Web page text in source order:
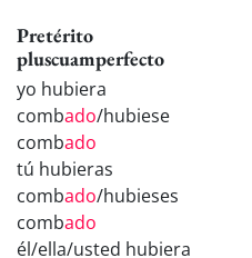
Pretérito
pluscuamperfecto
yo hubiera
combado/hubiese
combado
tú hubieras
combado/hubieses
combado
él/ella/usted hubiera